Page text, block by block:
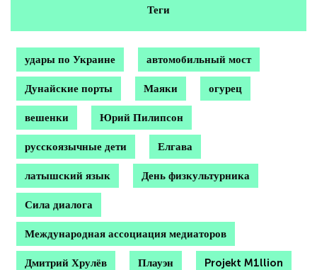
Теги
удары по Украине автомобильный мост
Дунайские порты Маяки огурец
вешенки Юрий Пилипсон
русскоязычные дети Елгава
латышский язык День физкультурника
Сила диалога
Международная ассоциация медиаторов
Дмитрий Хрулёв Плауэн Projekt M1llion